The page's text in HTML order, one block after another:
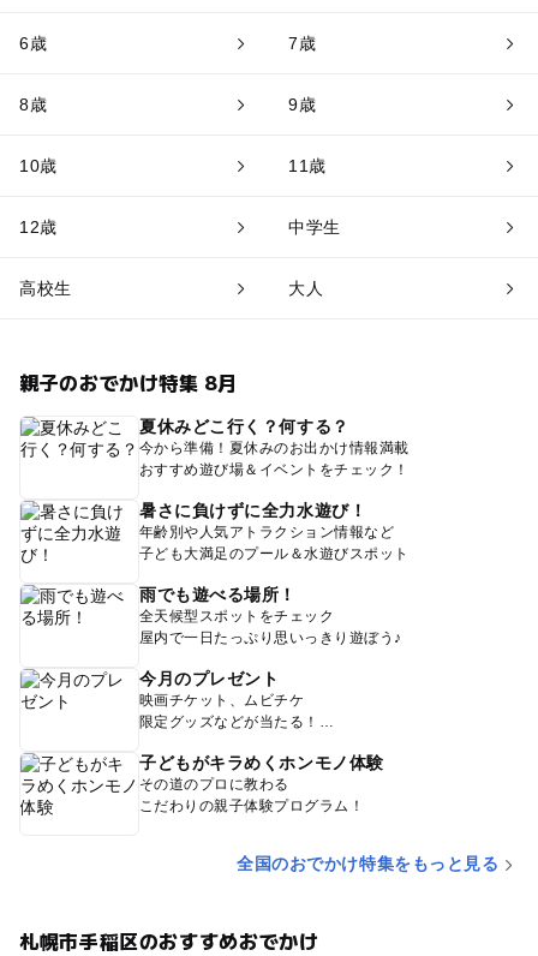
6歳 7歳
8歳 9歳
10歳 11歳
12歳 中学生
高校生 大人
親子のおでかけ特集 8月
夏休みどこ行く？何する？
今から準備！夏休みのお出かけ情報満載
おすすめ遊び場＆イベントをチェック！
暑さに負けずに全力水遊び！
年齢別や人気アトラクション情報など
子ども大満足のプール＆水遊びスポット
雨でも遊べる場所！
全天候型スポットをチェック
屋内で一日たっぷり思いっきり遊ぼう♪
今月のプレゼント
映画チケット、ムビチケ
限定グッズなどが当たる！
子どもがキラめくホンモノ体験
その道のプロに教わる
こだわりの親子体験プログラム！
全国のおでかけ特集をもっと見る
札幌市手稲区のおすすめおでかけ